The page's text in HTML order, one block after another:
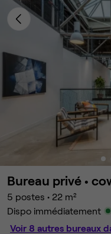
Bureau privé •
5 postes • 22 m²
Dispo immédiatement
Voir 8 autres bureaux